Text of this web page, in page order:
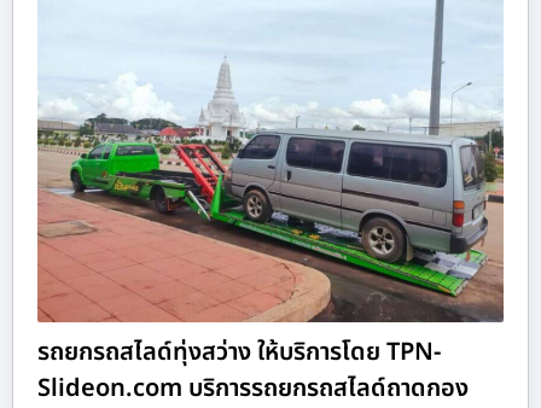
รถยกรถสไลด์ทุ่งสว่าง ให้บริการโดย TPN-
Slideon.com บริการรถยกรถสไลด์ถาดกอง